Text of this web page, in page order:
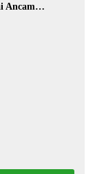
Ancam